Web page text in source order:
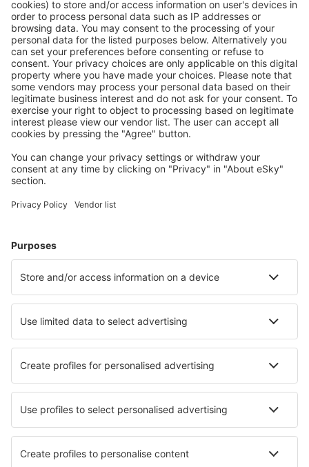
Prețuri atractive și oferte speciale pentru utilizatorii
conectați.
Cazarea preferată
Alege din peste 1,3 mil. de opţiuni: hoteluri, cabane,
apartamente și altele.
Cele mai căutate hoteluri de către utilizatorii eSky
Hoteluri în Polonia - Orașe populare
Hoteluri în Wroclaw
Hoteluri în Pruszcz Gdanski Hoteluri în Zielona Gora
Hoteluri în Stronie Śląskie Hoteluri în Ustron
Cele mai bune hoteluri - orașe
Hoteluri în Esmoriz Hoteluri în Danby
Hoteluri în Trapagaran Hoteluri în Seaview
Hoteluri în Emet Hoteluri în Agoura Hills